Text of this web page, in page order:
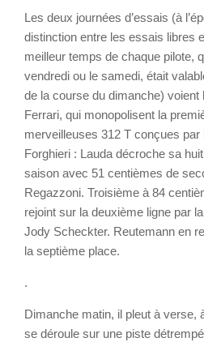
Les deux journées d’essais (à
distinction entre les essais libres
meilleur temps de chaque pilote,
vendredi ou le samedi, était
de la course du dimanche) voient
Ferrari, qui monopolisent la
merveilleuses 312 T conçues par
Forghieri : Lauda décroche sa
saison avec 51 centièmes de
Regazzoni. Troisième à 84
rejoint sur la deuxième ligne par
Jody Scheckter. Reutemann en
la septième place.
.
Dimanche matin, il pleut à verse,
se déroule sur une piste